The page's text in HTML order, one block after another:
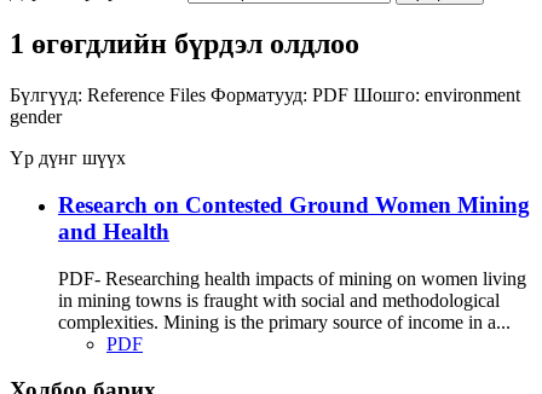
1 өгөгдлийн бүрдэл олдлоо
Бүлгүүд: Reference Files Форматууд: PDF Шошго: environment
gender
Үр дүнг шүүх
Research on Contested Ground Women Mining
and Health
PDF- Researching health impacts of mining on women living
in mining towns is fraught with social and methodological
complexities. Mining is the primary source of income in a...
PDF